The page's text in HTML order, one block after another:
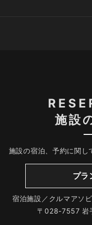
施設
施設の宿泊、予約に関し
プラ
宿泊施設／クルマアソ
〒028-7557 岩